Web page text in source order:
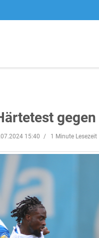
15:40 1 Minute Lesezeit